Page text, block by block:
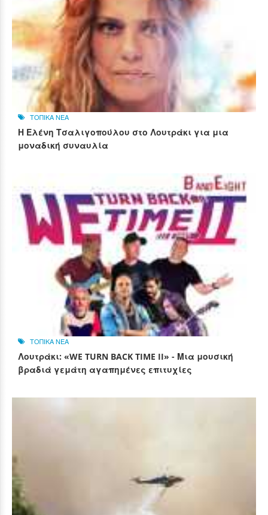
ΤΟΠΙΚΑ ΝΕΑ
Η Ελένη Τσαλιγοπούλου στο Λουτράκι για μια
μοναδική συναυλία
ΤΟΠΙΚΑ ΝΕΑ
Λουτράκι: «WE TURN BACK TIME II» - Μια μουσική
βραδιά γεμάτη αγαπημένες επιτυχίες